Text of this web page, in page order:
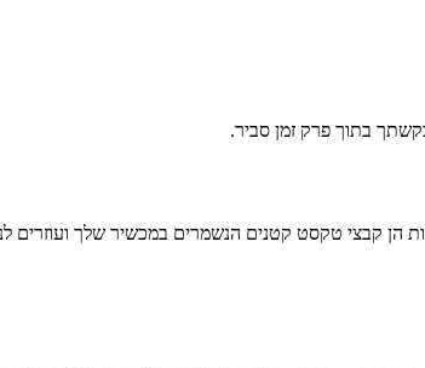
בתוך פרק זמן סביר.
הן קבצי טקסט קטנים הנשמרים במכשיר שלך